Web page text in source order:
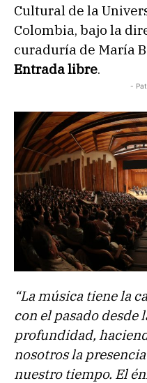
Cultural de la
Colombia, bajo la
curaduría de María
Entrada libre.
-
“La música tiene la
con el pasado desde
profundidad,
nosotros la
nuestro tiempo. El